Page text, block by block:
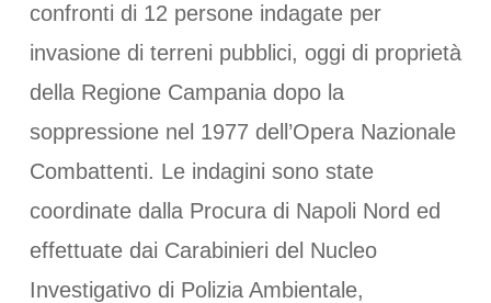
confronti di 12 persone indagate per
invasione di terreni pubblici, oggi di proprietà
della Regione Campania dopo la
soppressione nel 1977 dell’Opera Nazionale
Combattenti. Le indagini sono state
coordinate dalla Procura di Napoli Nord ed
effettuate dai Carabinieri del Nucleo
Investigativo di Polizia Ambientale,